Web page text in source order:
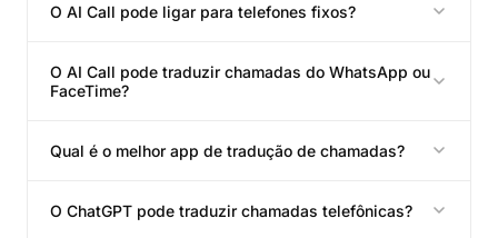
O AI Call pode ligar para telefones fixos?
O AI Call pode traduzir chamadas do WhatsApp ou
FaceTime?
Qual é o melhor app de tradução de chamadas?
O ChatGPT pode traduzir chamadas telefônicas?